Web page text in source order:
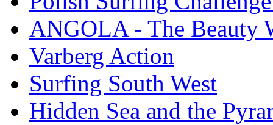
ANGOLA - The Beauty
Varberg Action
Surfing South West
Hidden Sea and the